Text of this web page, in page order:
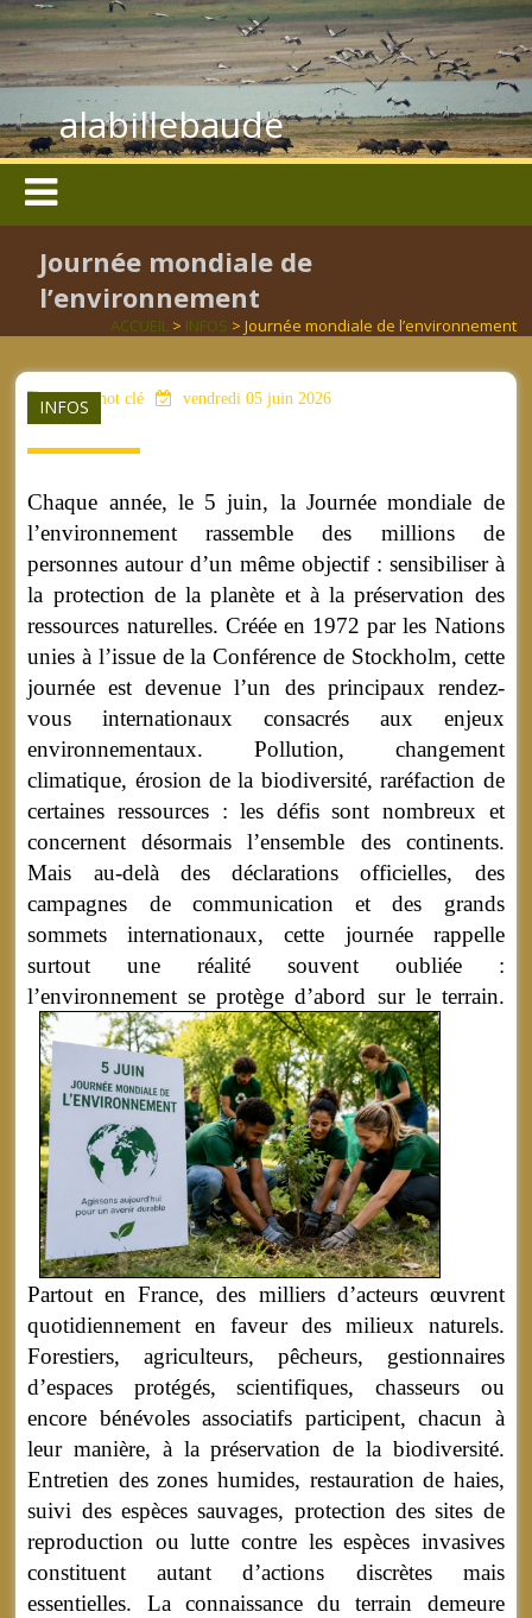
alabillebaude
Journée mondiale de
l’environnement
ACCUEIL> INFOS > Journée mondiale de l’environnement
INFOS
aucun mot clé vendredi 05 juin 2026
Chaque année, le 5 juin, la Journée mondiale de
l’environnement rassemble des millions de
personnes autour d’un même objectif : sensibiliser à
la protection de la planète et à la préservation des
ressources naturelles. Créée en 1972 par les Nations
unies à l’issue de la Conférence de Stockholm, cette
journée est devenue l’un des principaux rendez-
vous internationaux consacrés aux enjeux
environnementaux. Pollution, changement
climatique, érosion de la biodiversité, raréfaction de
certaines ressources : les défis sont nombreux et
concernent désormais l’ensemble des continents.
Mais au-delà des déclarations officielles, des
campagnes de communication et des grands
sommets internationaux, cette journée rappelle
surtout une réalité souvent oubliée :
l’environnement se protège d’abord sur le terrain.
Partout en France, des milliers d’acteurs œuvrent
quotidiennement en faveur des milieux naturels.
Forestiers, agriculteurs, pêcheurs, gestionnaires
d’espaces protégés, scientifiques, chasseurs ou
encore bénévoles associatifs participent, chacun à
leur manière, à la préservation de la biodiversité.
Entretien des zones humides, restauration de haies,
suivi des espèces sauvages, protection des sites de
reproduction ou lutte contre les espèces invasives
constituent autant d’actions discrètes mais
essentielles. La connaissance du terrain demeure